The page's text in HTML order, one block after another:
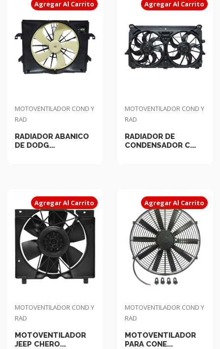
Agregar Al Carrito
MOTOVENTILADOR COND Y
RAD
RADIADOR ABANICO
DE DODG...
Agregar Al Carrito
MOTOVENTILADOR COND Y
RAD
RADIADOR DE
CONDENSADOR C...
Agregar Al Carrito
MOTOVENTILADOR COND Y
RAD
MOTOVENTILADOR
JEEP CHERO...
Agregar Al Carrito
MOTOVENTILADOR COND Y
RAD
MOTOVENTILADOR
PARA CONE...